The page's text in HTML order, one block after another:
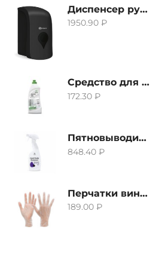
Диспенсер ручной для жидкого мыла Grass IT-0638, черный
1950.90₽
Средство для удаления извести и ржавчины Grass Gloss-Gel, 500мл
172.30₽
Пятновыводитель Grass Hard Stain Remover, 600мл
848.40₽
Перчатки виниловые неопудренные CTP-BS, размер S
189.00₽